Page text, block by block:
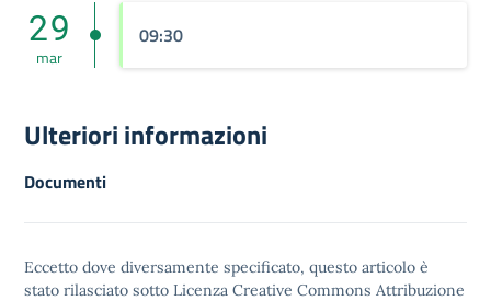
29
mar
09:30
Ulteriori informazioni
Documenti
Eccetto dove diversamente specificato, questo articolo è
stato rilasciato sotto Licenza Creative Commons Attribuzione